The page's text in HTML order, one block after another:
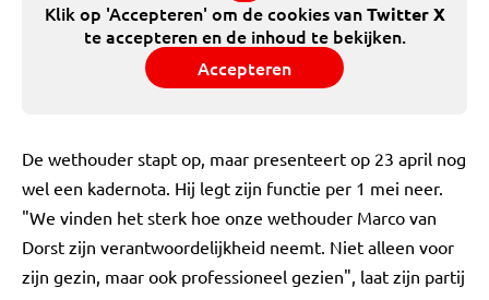
Klik op 'Accepteren' om de cookies vanTwitter X
te accepteren en de inhoud te bekijken.
Accepteren
De wethouder stapt op, maar presenteert op 23 april nog
wel een kadernota. Hij legt zijn functie per 1 mei neer.
"We vinden het sterk hoe onze wethouder Marco van
Dorst zijn verantwoordelijkheid neemt. Niet alleen voor
zijn gezin, maar ook professioneel gezien", laat zijn partij